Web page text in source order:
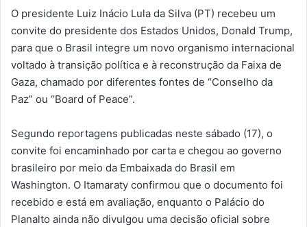
O presidente Luiz Inácio Lula da Silva (PT) recebeu um
convite do presidente dos Estados Unidos, Donald Trump,
para que o Brasil integre um novo organismo internacional
voltado à transição política e à reconstrução da Faixa de
Gaza, chamado por diferentes fontes de “Conselho da
Paz” ou “Board of Peace”.
Segundo reportagens publicadas neste sábado (17), o
convite foi encaminhado por carta e chegou ao governo
brasileiro por meio da Embaixada do Brasil em
Washington. O Itamaraty confirmou que o documento foi
recebido e está em avaliação, enquanto o Palácio do
Planalto ainda não divulgou uma decisão oficial sobre